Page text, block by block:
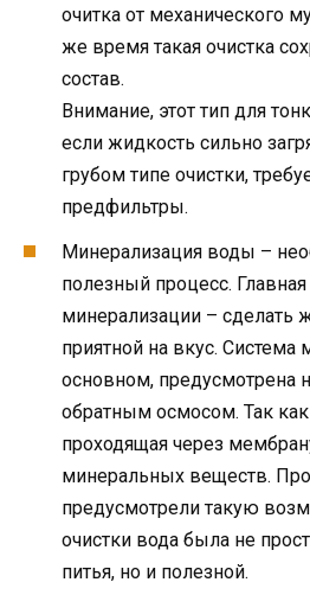
очитка от механического
же время такая очистка
состав.
Внимание, этот тип для
если жидкость сильно
грубом типе очистки,
предфильтры.
Минерализация воды –
полезный процесс. Главная
минерализации – сделать
приятной на вкус. Система
основном, предусмотрена
обратным осмосом. Так
проходящая через
минеральных веществ.
предусмотрели такую
очистки вода была не
питья, но и полезной.